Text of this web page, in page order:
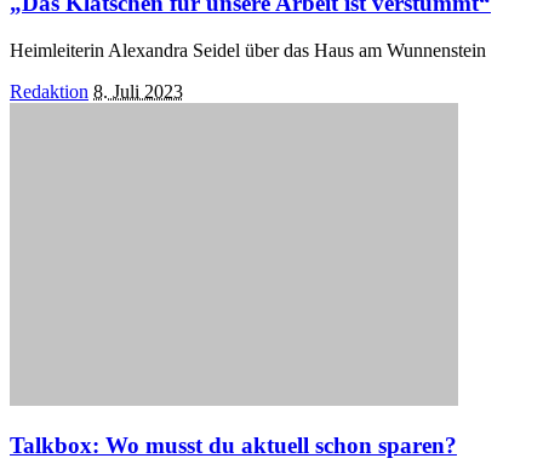
Heimleiterin Alexandra Seidel über das Haus am Wunnenstein
Posted
Redaktion 8. Juli 2023
Talkbox: Wo musst du aktuell schon sparen?